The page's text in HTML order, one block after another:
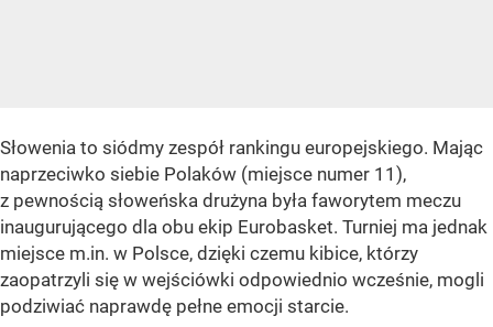
Słowenia to siódmy zespół rankingu europejskiego. Mając
naprzeciwko siebie Polaków (miejsce numer 11),
z pewnością słoweńska drużyna była faworytem meczu
inaugurującego dla obu ekip Eurobasket. Turniej ma jednak
miejsce m.in. w Polsce, dzięki czemu kibice, którzy
zaopatrzyli się w wejściówki odpowiednio wcześnie, mogli
podziwiać naprawdę pełne emocji starcie.